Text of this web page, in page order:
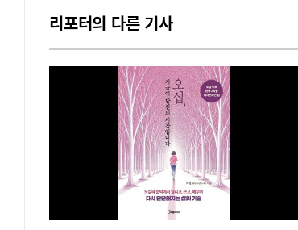
름의 변별력을 확보했다고 보았기 때문이다.대학은 이
학생을 선발하는 데는 문제가 없다고 보고 있다. 이러
한 기조는 교과 내 출제가 권고된 이후 올해가 정점이
라 할 수 있을 정도로 대세로 자리잡았다. 그러다보니
학생들의 논술에 대한 접근성도 높아져 수도권과 강남
에 편중된 논술 교육 불평등도 다소 완화됐다.키워드
둘 ‘하던 대로’이번 입시는 모든 대학들이 새로운 유형
개발 없이 기존 유형을 그대로 출제한 최초의 해로 기
록됐다. 출제 유형이 바뀌었다고 하는 경희대와 숙명여
대도 기존 유형에서 문항과 분량을 바꾸는 정도에 머물
리포터의 다른 기사